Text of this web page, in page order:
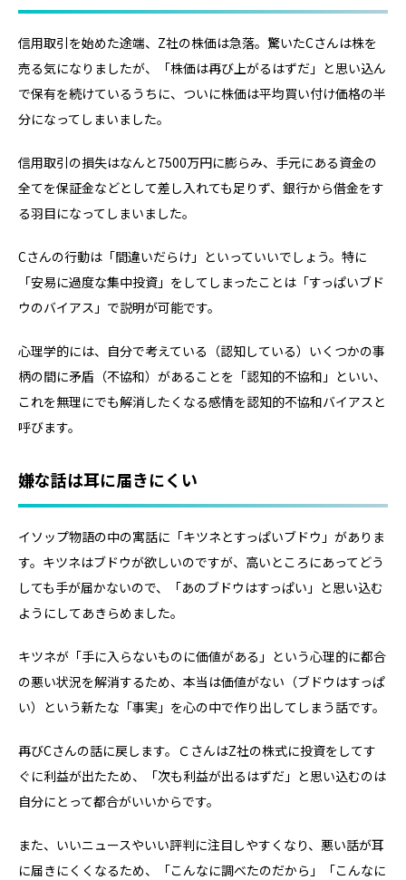
信用取引を始めた途端、Z社の株価は急落。驚いたCさんは株を
売る気になりましたが、「株価は再び上がるはずだ」と思い込ん
で保有を続けているうちに、ついに株価は平均買い付け価格の半
分になってしまいました。
信用取引の損失はなんと7500万円に膨らみ、手元にある資金の
全てを保証金などとして差し入れても足りず、銀行から借金をす
る羽目になってしまいました。
Cさんの行動は「間違いだらけ」といっていいでしょう。特に
「安易に過度な集中投資」をしてしまったことは「すっぱいブド
ウのバイアス」で説明が可能です。
心理学的には、自分で考えている（認知している）いくつかの事
柄の間に矛盾（不協和）があることを「認知的不協和」といい、
これを無理にでも解消したくなる感情を認知的不協和バイアスと
呼びます。
嫌な話は耳に届きにくい
イソップ物語の中の寓話に「キツネとすっぱいブドウ」がありま
す。キツネはブドウが欲しいのですが、高いところにあってどう
しても手が届かないので、「あのブドウはすっぱい」と思い込む
ようにしてあきらめました。
キツネが「手に入らないものに価値がある」という心理的に都合
の悪い状況を解消するため、本当は価値がない（ブドウはすっぱ
い）という新たな「事実」を心の中で作り出してしまう話です。
再びCさんの話に戻します。ＣさんはZ社の株式に投資をしてす
ぐに利益が出たため、「次も利益が出るはずだ」と思い込むのは
自分にとって都合がいいからです。
また、いいニュースやいい評判に注目しやすくなり、悪い話が耳
に届きにくくなるため、「こんなに調べたのだから」「こんなに